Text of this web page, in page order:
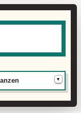
▾